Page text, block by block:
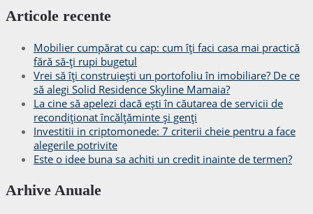
Articole recente
Mobilier cumpărat cu cap: cum îți faci casa mai practică
fără să-ți rupi bugetul
Vrei să îți construiești un portofoliu în imobiliare? De ce
să alegi Solid Residence Skyline Mamaia?
La cine să apelezi dacă ești în căutarea de servicii de
recondiționat încălțăminte și genți
Investitii in criptomonede: 7 criterii cheie pentru a face
alegerile potrivite
Este o idee buna sa achiti un credit inainte de termen?
Arhive Anuale